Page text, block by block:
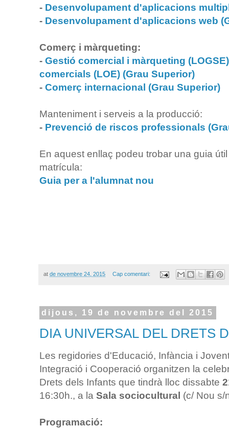
- Desenvolupament d'aplicacions
- Desenvolupament d'aplicacions web
Comerç i màrqueting:
- Gestió comercial i màrqueting
comercials (LOE) (Grau Superior)
- Comerç internacional (Grau Superior)
Manteniment i serveis a la producció:
- Prevenció de riscos professionals
En aquest enllaç podeu trobar una guia
matrícula:
Guia per a l'alumnat nou
at de novembre 24, 2015 Cap comentari:
dijous, 19 de novembre del 2015
DIA UNIVERSAL DEL DRETS
Les regidories d'Educació, Infància i
Integració i Cooperació organitzen la
Drets dels Infants que tindrà lloc dissabte
16:30h., a la Sala sociocultural (c/ Nou s/
Programació: